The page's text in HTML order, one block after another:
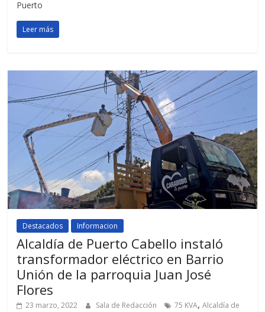
Puerto
Leer más
Destacados Informacion
Alcaldía de Puerto Cabello instaló
transformador eléctrico en Barrio
Unión de la parroquia Juan José
Flores
23 marzo, 2022 Sala de Redacción 75 KVA,Alcaldía de